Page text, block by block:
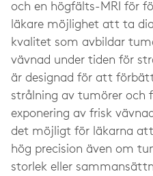
och en högfälts-MRI för
läkare möjlighet att ta
kvalitet som avbildar
vävnad under tiden för
är designad för att
strålning av tumörer
exponering av frisk
det möjligt för läkarna
hög precision även om
storlek eller